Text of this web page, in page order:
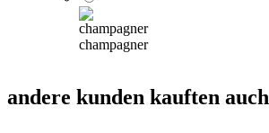
champagner
andere kunden kauften auch